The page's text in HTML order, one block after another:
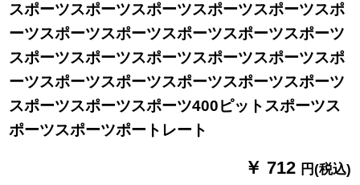
スポーツスポーツスポーツスポーツスポーツスポ
ーツスポーツスポーツスポーツスポーツスポーツ
スポーツスポーツスポーツスポーツスポーツスポ
ーツスポーツスポーツスポーツスポーツスポーツ
スポーツスポーツスポーツ400ピットスポーツス
ポーツスポーツポートレート
￥ 712 円(税込)